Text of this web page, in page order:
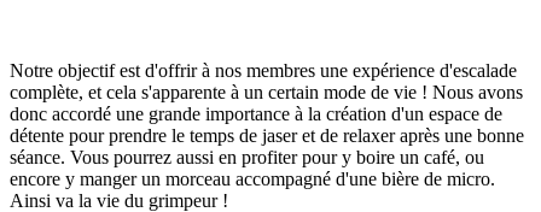
Notre objectif est d'offrir à nos membres une expérience d'escalade
complète, et cela s'apparente à un certain mode de vie ! Nous avons
donc accordé une grande importance à la création d'un espace de
détente pour prendre le temps de jaser et de relaxer après une bonne
séance. Vous pourrez aussi en profiter pour y boire un café, ou
encore y manger un morceau accompagné d'une bière de micro.
Ainsi va la vie du grimpeur !